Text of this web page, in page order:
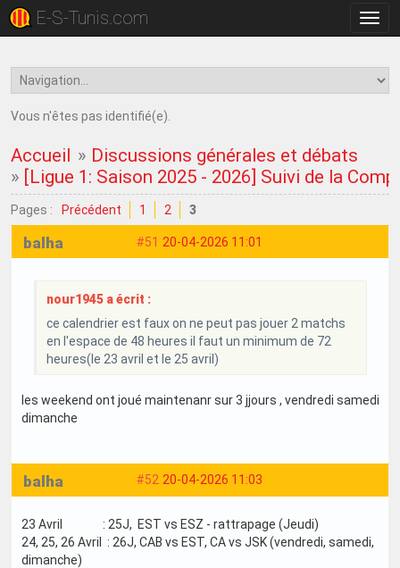
la
E-S-Tunis.com
Vous n'êtes pas identifié(e).
Accueil » Discussions générales et débats
» [Ligue 1: Saison 2025 - 2026] Suivi de la
Pages : Précédent 1 2 3
#51 20-04-2026 11:01
balha
nour1945 a écrit :
ce calendrier est faux on ne peut pas jouer 2 matchs
en l'espace de 48 heures il faut un minimum de 72
heures(le 23 avril et le 25 avril)
les weekend ont joué maintenanr sur 3 jjours , vendredi samedi
dimanche
#52 20-04-2026 11:03
balha
23 Avril : 25J, EST vs ESZ - rattrapage (Jeudi)
24, 25, 26 Avril : 26J, CAB vs EST, CA vs JSK (vendredi, samedi,
dimanche)